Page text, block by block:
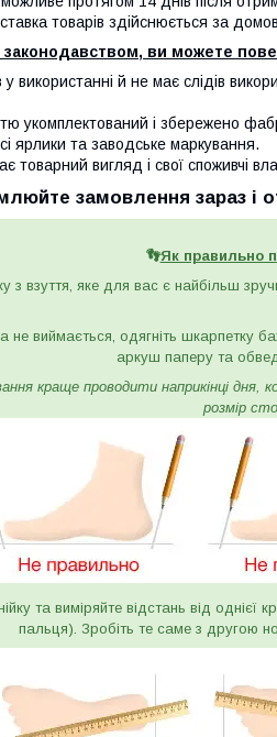
товарів здійснюється за
ви можете
використанні й не має слідів
укомплектований і збережено
ярлики та заводське маркування.
товарний вигляд і свої споживчі
замовлення зараз і
👣Як правильно
з взуття, яке для вас є найбільш
не виймається, одягніть шкарпетку
аркуш паперу та
краще проводити наприкінці дня,
розмір
та виміряйте відстань від
пальця). Зробіть те саме з другою